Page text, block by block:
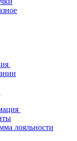
лояльности